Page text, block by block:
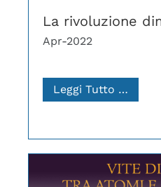
La rivoluzione
Apr-2022
Leggi Tutto …